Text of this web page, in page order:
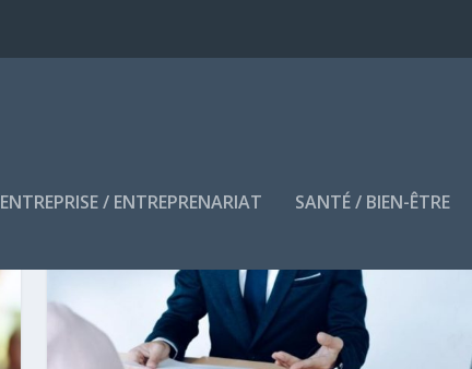
ENTREPRISE / ENTREPRENARIAT SANTÉ / BIEN-ÊTRE